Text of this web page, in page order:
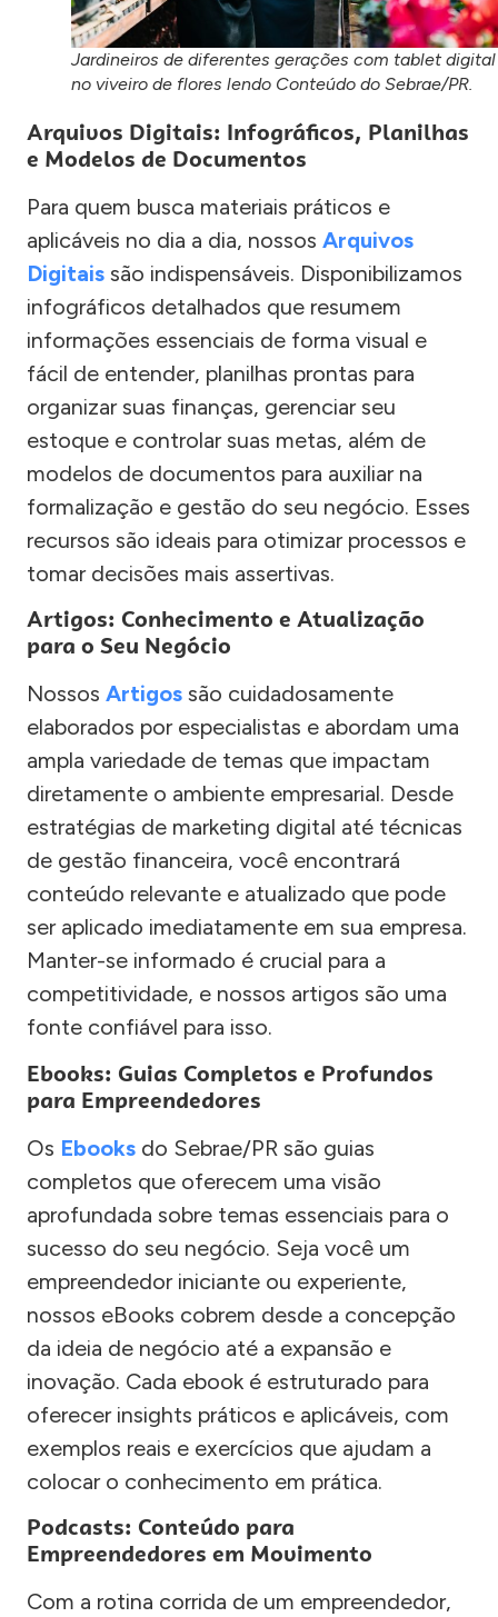
Jardineiros de diferentes gerações com tablet digital
no viveiro de flores lendo Conteúdo do Sebrae/PR.
Arquivos Digitais: Infográficos, Planilhas
e Modelos de Documentos
Para quem busca materiais práticos e
aplicáveis no dia a dia, nossos Arquivos
Digitais são indispensáveis. Disponibilizamos
infográficos detalhados que resumem
informações essenciais de forma visual e
fácil de entender, planilhas prontas para
organizar suas finanças, gerenciar seu
estoque e controlar suas metas, além de
modelos de documentos para auxiliar na
formalização e gestão do seu negócio. Esses
recursos são ideais para otimizar processos e
tomar decisões mais assertivas.
Artigos: Conhecimento e Atualização
para o Seu Negócio
Nossos Artigos são cuidadosamente
elaborados por especialistas e abordam uma
ampla variedade de temas que impactam
diretamente o ambiente empresarial. Desde
estratégias de marketing digital até técnicas
de gestão financeira, você encontrará
conteúdo relevante e atualizado que pode
ser aplicado imediatamente em sua empresa.
Manter-se informado é crucial para a
competitividade, e nossos artigos são uma
fonte confiável para isso.
Ebooks: Guias Completos e Profundos
para Empreendedores
Os Ebooks do Sebrae/PR são guias
completos que oferecem uma visão
aprofundada sobre temas essenciais para o
sucesso do seu negócio. Seja você um
empreendedor iniciante ou experiente,
nossos eBooks cobrem desde a concepção
da ideia de negócio até a expansão e
inovação. Cada ebook é estruturado para
oferecer insights práticos e aplicáveis, com
exemplos reais e exercícios que ajudam a
colocar o conhecimento em prática.
Podcasts: Conteúdo para
Empreendedores em Movimento
Com a rotina corrida de um empreendedor,